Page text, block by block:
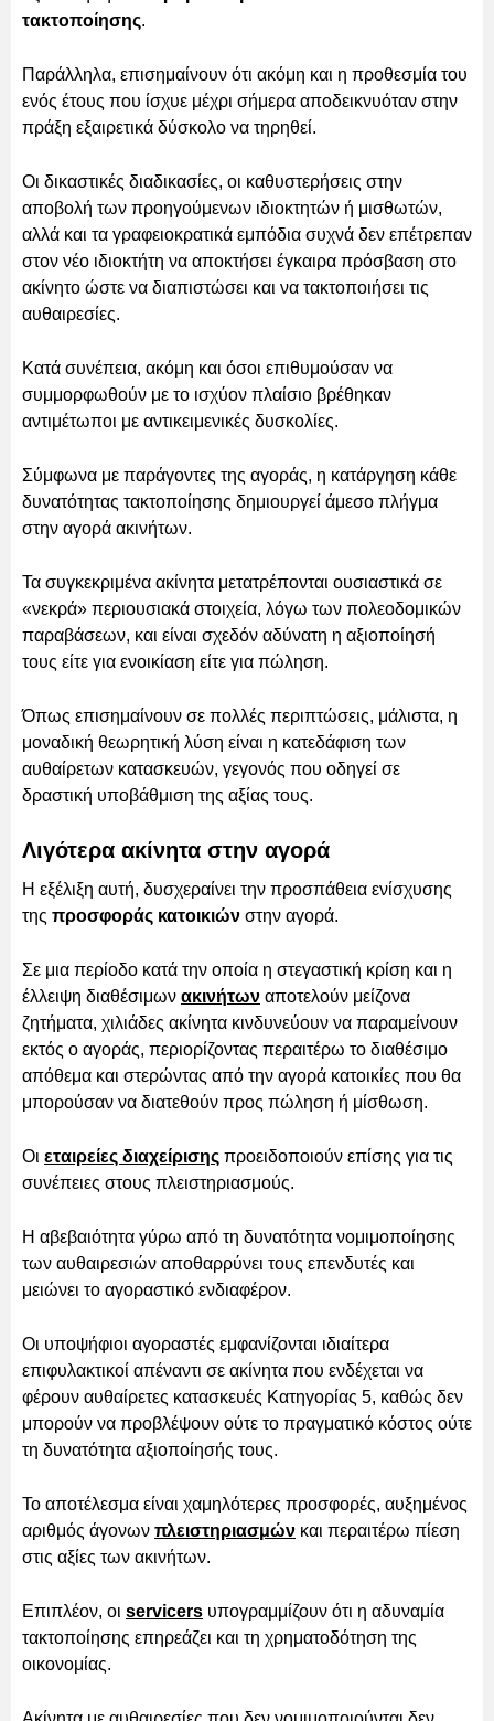
τακτοποίησης.
Παράλληλα, επισημαίνουν ότι ακόμη και η προθεσμία του
ενός έτους που ίσχυε μέχρι σήμερα αποδεικνυόταν στην
πράξη εξαιρετικά δύσκολο να τηρηθεί.
Οι δικαστικές διαδικασίες, οι καθυστερήσεις στην
αποβολή των προηγούμενων ιδιοκτητών ή μισθωτών,
αλλά και τα γραφειοκρατικά εμπόδια συχνά δεν επέτρεπαν
στον νέο ιδιοκτήτη να αποκτήσει έγκαιρα πρόσβαση στο
ακίνητο ώστε να διαπιστώσει και να τακτοποιήσει τις
αυθαιρεσίες.
Κατά συνέπεια, ακόμη και όσοι επιθυμούσαν να
συμμορφωθούν με το ισχύον πλαίσιο βρέθηκαν
αντιμέτωποι με αντικειμενικές δυσκολίες.
Σύμφωνα με παράγοντες της αγοράς, η κατάργηση κάθε
δυνατότητας τακτοποίησης δημιουργεί άμεσο πλήγμα
στην αγορά ακινήτων.
Τα συγκεκριμένα ακίνητα μετατρέπονται ουσιαστικά σε
«νεκρά» περιουσιακά στοιχεία, λόγω των πολεοδομικών
παραβάσεων, και είναι σχεδόν αδύνατη η αξιοποίησή
τους είτε για ενοικίαση είτε για πώληση.
Όπως επισημαίνουν σε πολλές περιπτώσεις, μάλιστα, η
μοναδική θεωρητική λύση είναι η κατεδάφιση των
αυθαίρετων κατασκευών, γεγονός που οδηγεί σε
δραστική υποβάθμιση της αξίας τους.
Λιγότερα ακίνητα στην αγορά
Η εξέλιξη αυτή, δυσχεραίνει την προσπάθεια ενίσχυσης
της προσφοράς κατοικιών στην αγορά.
Σε μια περίοδο κατά την οποία η στεγαστική κρίση και η
έλλειψη διαθέσιμων ακινήτων αποτελούν μείζονα
ζητήματα, χιλιάδες ακίνητα κινδυνεύουν να παραμείνουν
εκτός ο αγοράς, περιορίζοντας περαιτέρω το διαθέσιμο
απόθεμα και στερώντας από την αγορά κατοικίες που θα
μπορούσαν να διατεθούν προς πώληση ή μίσθωση.
Οι εταιρείες διαχείρισης προειδοποιούν επίσης για τις
συνέπειες στους πλειστηριασμούς.
Η αβεβαιότητα γύρω από τη δυνατότητα νομιμοποίησης
των αυθαιρεσιών αποθαρρύνει τους επενδυτές και
μειώνει το αγοραστικό ενδιαφέρον.
Οι υποψήφιοι αγοραστές εμφανίζονται ιδιαίτερα
επιφυλακτικοί απέναντι σε ακίνητα που ενδέχεται να
φέρουν αυθαίρετες κατασκευές Κατηγορίας 5, καθώς δεν
μπορούν να προβλέψουν ούτε το πραγματικό κόστος ούτε
τη δυνατότητα αξιοποίησής τους.
Το αποτέλεσμα είναι χαμηλότερες προσφορές, αυξημένος
αριθμός άγονων πλειστηριασμών και περαιτέρω πίεση
στις αξίες των ακινήτων.
Επιπλέον, οι servicers υπογραμμίζουν ότι η αδυναμία
τακτοποίησης επηρεάζει και τη χρηματοδότηση της
οικονομίας.